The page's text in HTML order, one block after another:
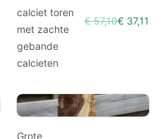
calciet toren
met zachte
gebande
calcieten
€ 57,10€ 37,11
Grote